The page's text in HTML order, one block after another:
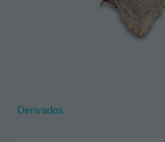
Derivados